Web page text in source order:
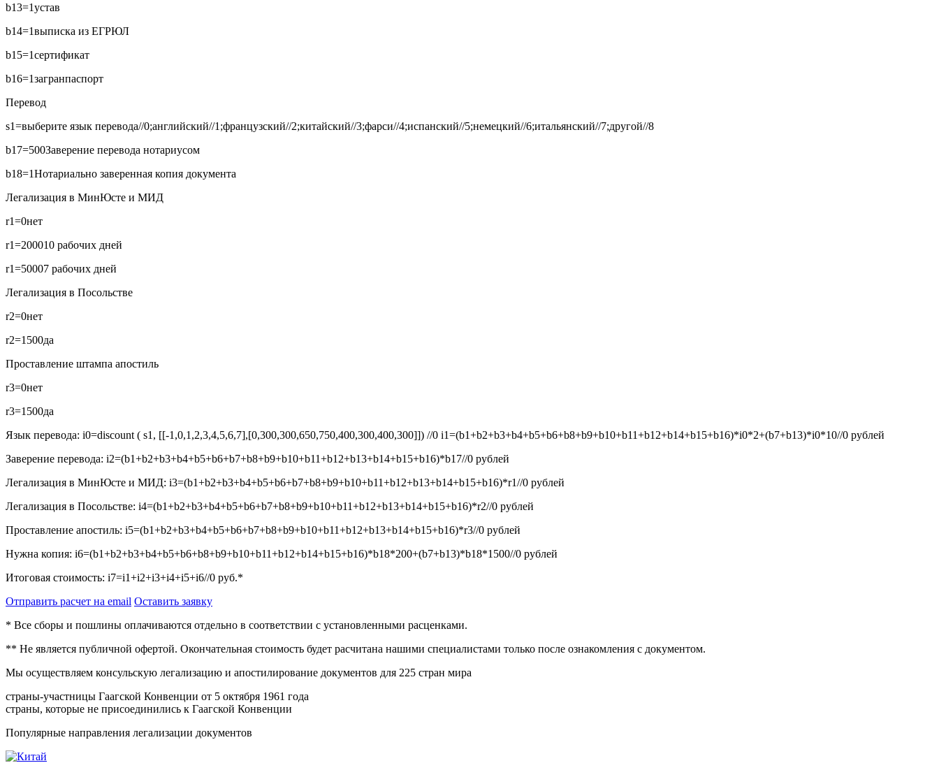
b13=1устав
b14=1выписка из ЕГРЮЛ
b15=1сертификат
b16=1загранпаспорт
Перевод
s1=выберите язык перевода//0;английский//1;французский//2;китайский//3;фарси//4;испанский//5;немецкий//6;итальянский//7;другой//8
b17=500Заверение перевода нотариусом
b18=1Нотариально заверенная копия документа
Легализация в МинЮсте и МИД
r1=0нет
r1=200010 рабочих дней
r1=50007 рабочих дней
Легализация в Посольстве
r2=0нет
r2=1500да
Проставление штампа апостиль
r3=0нет
r3=1500да
Язык перевода: i0=discount ( s1, [[-1,0,1,2,3,4,5,6,7],[0,300,300,650,750,400,300,400,300]]) //0 i1=(b1+b2+b3+b4+b5+b6+b8+b9+b10+b11+b12+b14+b15+b16)*i0*2+(b7+b13)*i0*10//0 рублей
Заверение перевода: i2=(b1+b2+b3+b4+b5+b6+b7+b8+b9+b10+b11+b12+b13+b14+b15+b16)*b17//0 рублей
Легализация в МинЮсте и МИД: i3=(b1+b2+b3+b4+b5+b6+b7+b8+b9+b10+b11+b12+b13+b14+b15+b16)*r1//0 рублей
Легализация в Посольстве: i4=(b1+b2+b3+b4+b5+b6+b7+b8+b9+b10+b11+b12+b13+b14+b15+b16)*r2//0 рублей
Проставление апостиль: i5=(b1+b2+b3+b4+b5+b6+b7+b8+b9+b10+b11+b12+b13+b14+b15+b16)*r3//0 рублей
Нужна копия: i6=(b1+b2+b3+b4+b5+b6+b8+b9+b10+b11+b12+b14+b15+b16)*b18*200+(b7+b13)*b18*1500//0 рублей
Итоговая стоимость: i7=i1+i2+i3+i4+i5+i6//0 руб.*
Отправить расчет на email Оставить заявку
* Все сборы и пошлины оплачиваются отдельно в соответствии с установленными расценками.
** Не является публичной офертой. Окончательная стоимость будет расчитана нашими специалистами только после ознакомления с документом.
Мы осуществляем консульскую легализацию и апостилирование документов для 225 стран мира
страны-участницы Гаагской Конвенции от 5 октября 1961 года
страны, которые не присоединились к Гаагской Конвенции
Популярные направления легализации документов